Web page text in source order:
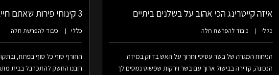
3 קינוחי פירות שאתם חייבים להכיר
כללי כיבוד להפרשת חלה
החורף סוף כל סוף בפתח,
רובנו החשק להתכרבל בבית
איזה קייטרינג הכי אהוב על בשלנים ביתיים
כללי כיבוד להפרשת חלה
הניחוח המגרה של בשר עסיסי וחרוך על האש בדיוק במידה
הנכונה, קדירה בבישול ארוך עם בשר וירקות שפשוט נמסים לך